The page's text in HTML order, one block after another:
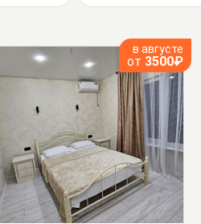
в августе
от 3500₽